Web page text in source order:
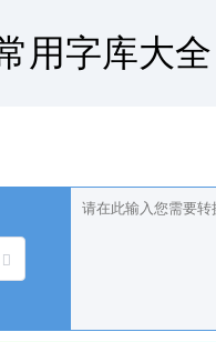
黑体字转换器在线转换